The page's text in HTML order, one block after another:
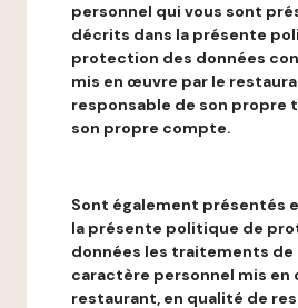
personnel qui vous sont
décrits dans la présente
protection des données
mis en œuvre par le
responsable de son propre
son propre compte.
Sont également présentés
la présente politique de
données les traitements de
caractère personnel mis en
restaurant, en qualité de